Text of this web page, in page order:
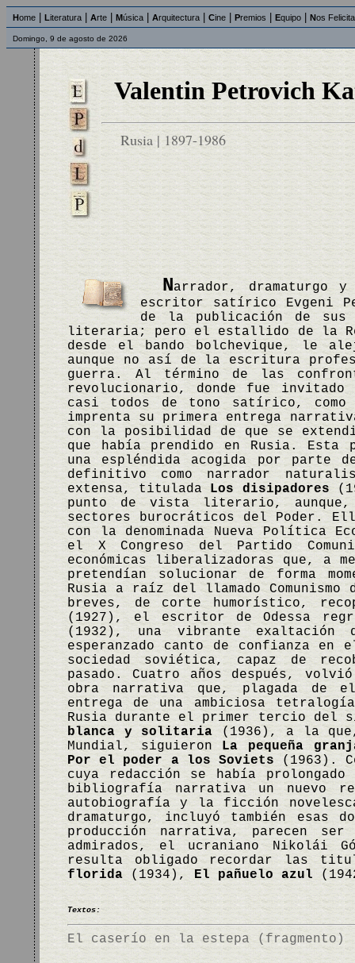
Home Literatura Arte Música Arquitectura Cine Premios Equipo Nos
Domingo, 9 de agosto de 2026
Valentin Petrovich
Rusia | 1897-1986
Narrador, dramaturgo
escritor satírico Evgeni
de la publicación de sus
literaria; pero el estallido de la
desde el bando bolchevique, le
aunque no así de la escritura
guerra. Al término de las
revolucionario, donde fue
casi todos de tono satírico, como
imprenta su primera entrega
con la posibilidad de que se
que había prendido en Rusia.
una espléndida acogida por
definitivo como narrador
extensa, titulada Los disipadores
punto de vista literario,
sectores burocráticos del Poder.
con la denominada Nueva Política
el X Congreso del Partido
económicas liberalizadoras que, a
pretendían solucionar de forma
Rusia a raíz del llamado
breves, de corte humorístico,
(1927), el escritor de Odessa
(1932), una vibrante
esperanzado canto de confianza
sociedad soviética, capaz de
pasado. Cuatro años después,
obra narrativa que, plagada de
entrega de una ambiciosa
Rusia durante el primer tercio del
blanca y solitaria (1936), a la
Mundial, siguieron La pequeña
Por el poder a los Soviets (1963).
cuya redacción se había
bibliografía narrativa un nuevo
autobiografía y la ficción
dramaturgo, incluyó también esas
producción narrativa, parecen
admirados, el ucraniano Nikolái
resulta obligado recordar las
florida (1934), El pañuelo azul
Textos:
El caserío en la estepa (fragmento)